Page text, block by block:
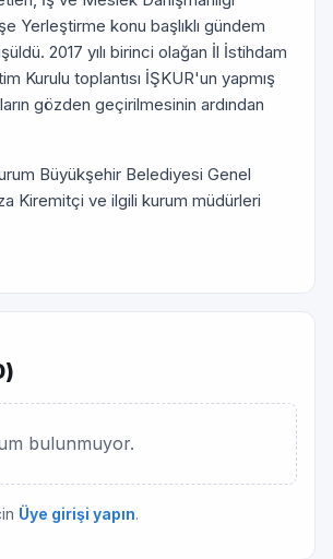
Yerleştirme konu başlıklı gündem
2017 yılı birinci olağan İl İstihdam
Kurulu toplantısı İŞKUR'un yapmış
gözden geçirilmesinin ardından
Büyükşehir Belediyesi Genel
Kiremitçi ve ilgili kurum müdürleri
)
bulunmuyor.
Üye girişi yapın.